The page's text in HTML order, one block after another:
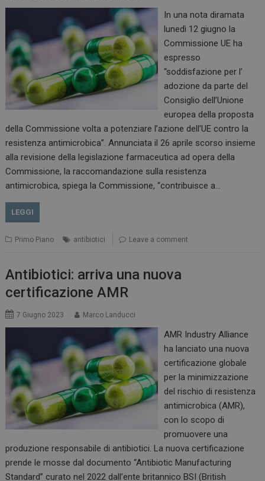
In una nota diramata
lunedì 12 giugno la
Commissione UE ha
espresso
“soddisfazione per l’
adozione da parte del
Consiglio dell’Unione
europea della proposta
della Commissione volta a potenziare l’azione dell’UE contro la
resistenza antimicrobica”. Annunciata il 26 aprile scorso insieme
alla revisione della legislazione farmaceutica ad opera della
Commissione, la raccomandazione sulla resistenza
antimicrobica, spiega la Commissione, “contribuisce a…
LEGGI
Primo Piano antibiotici Leave a comment
Antibiotici: arriva una nuova
certificazione AMR
7 Giugno 2023 Marco Landucci
AMR Industry Alliance
ha lanciato una nuova
certificazione globale
per la minimizzazione
del rischio di resistenza
antimicrobica (AMR),
con lo scopo di
promuovere una
produzione responsabile di antibiotici. La nuova certificazione
prende le mosse dal documento “Antibiotic Manufacturing
Standard” curato nel 2022 dall’ente britannico BSI (British